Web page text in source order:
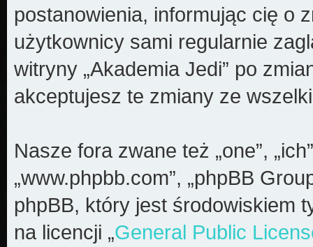
postanowienia, informując cię o
użytkownicy sami regularnie
witryny „Akademia Jedi” po
akceptujesz te zmiany ze
Nasze fora zwane też „one”,
„www.phpbb.com”, „phpBB
phpBB, który jest środowiskiem
na licencji „General Public